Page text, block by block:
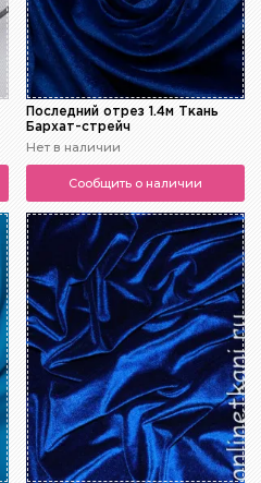
Последний отрез 1.4м Ткань
Бархат-стрейч
Нет в наличии
Сообщить о наличии